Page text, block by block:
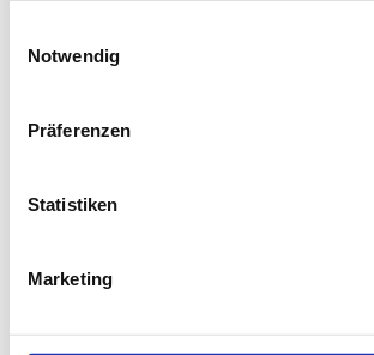
Notwendig
Präferenzen
Statistiken
Marketing
loadingjobninja.com